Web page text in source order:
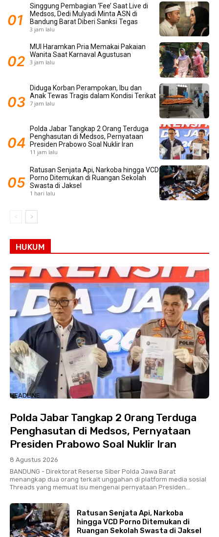
Singgung Pembagian ‘Fee’ Saat Live di
Medsos, Dedi Mulyadi Minta ASN di
Bandung Barat Diberi Sanksi Tegas
3 jam lalu
MUI Haramkan Pria Memakai Pakaian
Wanita Saat Karnaval Agustusan
3 jam lalu
Diduga Korban Perampokan, Ibu dan
Anak Tewas Tragis dalam Kondisi Terikat
7 jam lalu
Polda Jabar Tangkap 2 Orang Terduga
Penghasutan di Medsos, Pernyataan
Presiden Prabowo Soal Nuklir Iran
11 jam lalu
Ratusan Senjata Api, Narkoba hingga VCD
Porno Ditemukan di Ruangan Sekolah
Swasta di Jaksel
1 hari lalu
HUKUM
HEADLINE
Polda Jabar Tangkap 2 Orang Terduga
Penghasutan di Medsos, Pernyataan
Presiden Prabowo Soal Nuklir Iran
8 Agustus 2026
BANDUNG - Direktorat Reserse Siber Polda Jawa Barat
menangkap dua orang terkait unggahan di platform media sosial
Threads yang memuat isu mengenai pernyataan Presiden...
Ratusan Senjata Api, Narkoba
hingga VCD Porno Ditemukan di
Ruangan Sekolah Swasta di Jaksel